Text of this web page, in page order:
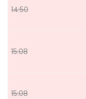
14:50
15:08
15:08